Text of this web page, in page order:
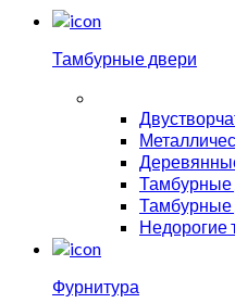
Тамбурные двери
Тамбурные
Тамбурные
Недорогие
Фурнитура